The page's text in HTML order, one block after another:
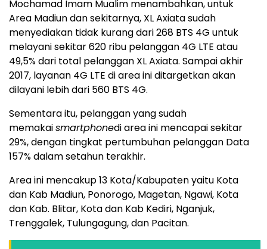
Mochamad Imam Mualim menambahkan, untuk
Area Madiun dan sekitarnya, XL Axiata sudah
menyediakan tidak kurang dari 268 BTS 4G untuk
melayani sekitar 620 ribu pelanggan 4G LTE atau
49,5% dari total pelanggan XL Axiata. Sampai akhir
2017, layanan 4G LTE di area ini ditargetkan akan
dilayani lebih dari 560 BTS 4G.
Sementara itu, pelanggan yang sudah
memakaismartphonedi area ini mencapai sekitar
29%, dengan tingkat pertumbuhan pelanggan Data
157% dalam setahun terakhir.
Area ini mencakup 13 Kota/Kabupaten yaitu Kota
dan Kab Madiun, Ponorogo, Magetan, Ngawi, Kota
dan Kab. Blitar, Kota dan Kab Kediri, Nganjuk,
Trenggalek, Tulungagung, dan Pacitan.